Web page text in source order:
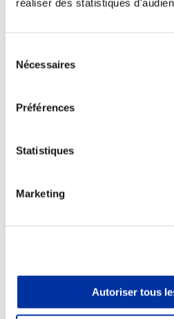
réaliser des statistiques
Nécessaires
Préférences
Statistiques
Marketing
Autoriser tous